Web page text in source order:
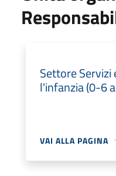
Settore
l'infanzia (0-6
VAI ALLA PAGINA